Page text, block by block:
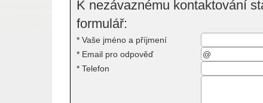
K nezávaznému kontaktování
formulář:
* Vaše jméno a příjmení
* Email pro odpověď
* Telefon